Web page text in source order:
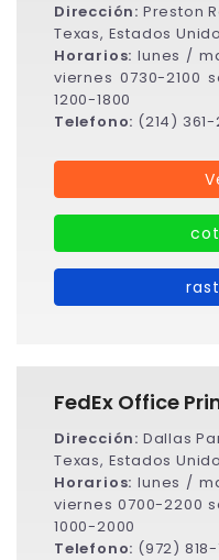
Dirección: Preston
Texas, Estados
Horarios:lunes /
viernes 0730-2100
1200-1800
Telefono: (214) 361-
FedEx Office
Dirección: Dallas
Texas, Estados
Horarios:lunes /
viernes 0700-2200
1000-2000
Telefono: (972) 818-